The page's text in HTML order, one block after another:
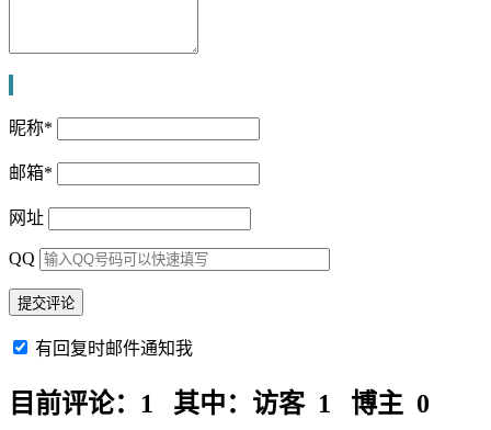
昵称*
邮箱*
网址
QQ
有回复时邮件通知我
目前评论：1 其中：访客 1 博主 0